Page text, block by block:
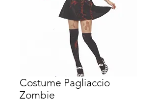
Costume Pagliaccio
Zombie